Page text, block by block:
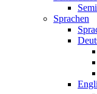
Sprachen